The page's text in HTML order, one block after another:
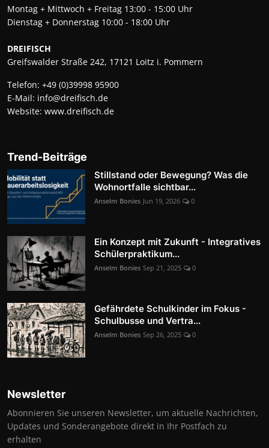
Montag + Mittwoch + Freitag 13:00 - 15:00 Uhr
Dienstag + Donnerstag 10:00 - 18:00 Uhr
DREIFISCH
Greifswalder Straße 242, 17121 Loitz i. Pommern
Telefon: +49 (0)39998 95900
E-Mail: info@dreifisch.de
Website: www.dreifisch.de
Trend-Beiträge
Stillstand oder Bewegung? Was die
Wohnortfalle sichtbar...
Anselm Bonies Jun 19, 2026 0
Ein Konzept mit Zukunft - Integratives
Schülerpraktikum...
Anselm Bonies Sep 21, 2025 0
Gefährdete Schulkinder im Fokus -
Schulbusse und Vertra...
Anselm Bonies Sep 26, 2025 0
Newsletter
Abonnieren Sie unseren Newsletter, um aktuelle Nachrichten,
Updates und Sonderangebote direkt in Ihr Postfach zu
erhalten